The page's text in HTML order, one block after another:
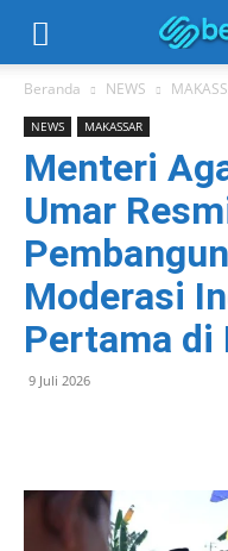
Beranda NEWS
NEWS MAKASSAR
Menteri
Umar
Moderasi
Pertama di
9 Juli 2026